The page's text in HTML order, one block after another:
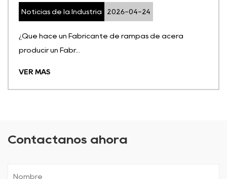
Noticias de la Industria 2026-04-24
¿Qué hace un Fabricante de rampas de acera
producir un Fabr...
VER MÁS
Contáctanos ahora